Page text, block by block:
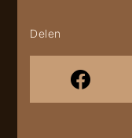
Delen